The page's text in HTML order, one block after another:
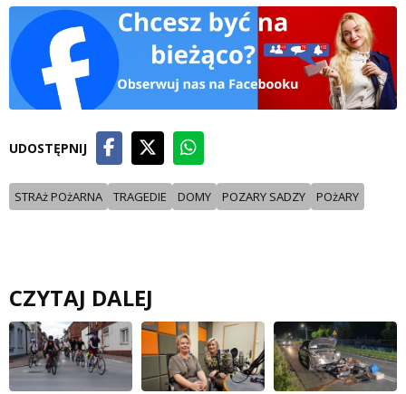
UDOSTĘPNIJ
STRAż POżARNA TRAGEDIE DOMY POZARY SADZY POżARY
CZYTAJ DALEJ